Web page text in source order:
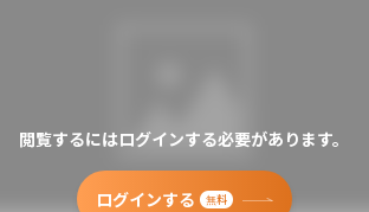
閲覧するにはログインする必要があります。
ログインする 無料